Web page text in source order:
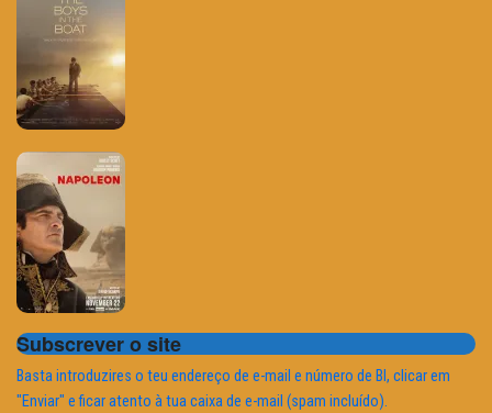
Subscrever o site
Basta introduzires o teu endereço de e-mail e número de BI, clicar em
"Enviar" e ficar atento à tua caixa de e-mail (spam incluído).